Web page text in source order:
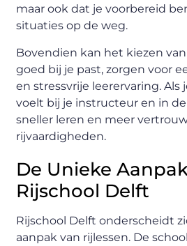
maar ook dat je voorbereid
situaties op de weg.
Bovendien kan het kiezen
goed bij je past, zorgen voor
en stressvrije leerervaring. Als
voelt bij je instructeur en in de
sneller leren en meer
rijvaardigheden.
De Unieke
Rijschool Delft
Rijschool Delft onderscheidt
aanpak van rijlessen. De